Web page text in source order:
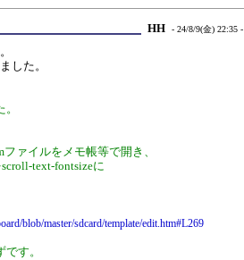
HH - 24/8/9(金) 22:35 -
した。
ァイルをメモ帳等で開き、
text-fontsizeに
blob/master/sdcard/template/edit.htm#L269
す。